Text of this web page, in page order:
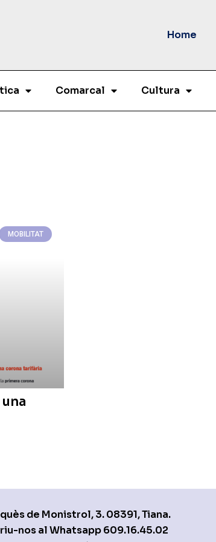
Home
Comarcal Cultura
MOBILITAT
de Monistrol, 3. 08391, Tiana.
nos al Whatsapp609.16.45.02